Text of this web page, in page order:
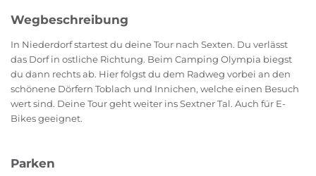
Wegbeschreibung
In Niederdorf startest du deine Tour nach Sexten. Du verlässt
das Dorf in ostliche Richtung. Beim Camping Olympia biegst
du dann rechts ab. Hier folgst du dem Radweg vorbei an den
schönene Dörfern Toblach und Innichen, welche einen Besuch
wert sind. Deine Tour geht weiter ins Sextner Tal. Auch für E-
Bikes geeignet.
Parken